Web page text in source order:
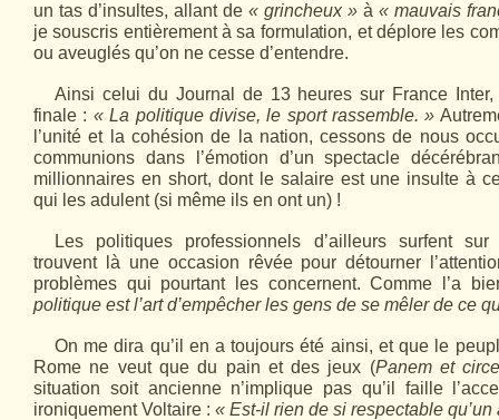
un tas d’insultes, allant de « grincheux » à « mauvais
je souscris entièrement à sa formulation, et déplore les
ou aveuglés qu’on ne cesse d’entendre.
Ainsi celui du Journal de 13 heures sur France
finale : « La politique divise, le sport rassemble. »
l’unité et la cohésion de la nation, cessons de nous
communions dans l’émotion d’un spectacle
millionnaires en short, dont le salaire est une insulte à
qui les adulent (si même ils en ont un) !
Les politiques professionnels d’ailleurs surfent
trouvent là une occasion rêvée pour détourner
problèmes qui pourtant les concernent. Comme l’a
politique est l’art d’em­pêcher les gens de se mêler de ce
On me dira qu’il en a toujours été ainsi, et que le
Rome ne veut que du pain et des jeux (Panem et
situation soit ancienne n’implique pas qu’il faille
ironiquement Voltaire : « Est-il rien de si respectable